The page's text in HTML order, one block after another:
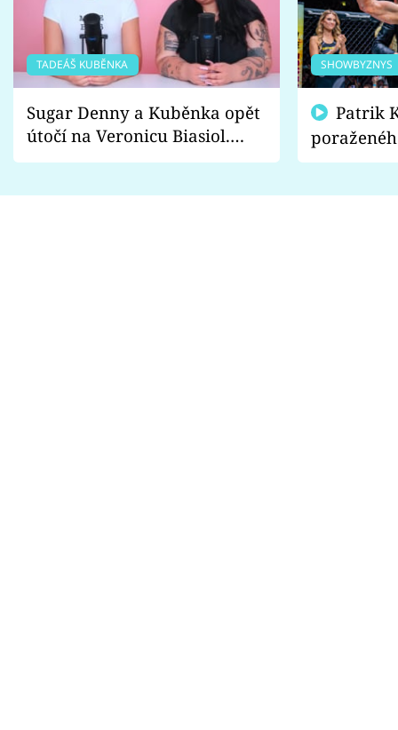
TADEÁŠ KUBĚNKA
Sugar Denny a Kuběnka opět
útočí na Veronicu Biasiol.
Proč je podle nich falešná a
SHOWBYZNYS
fanoušci